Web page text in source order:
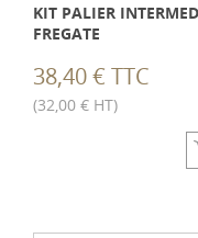
KIT PALIER
FREGATE
38,40 € TTC
(32,00 € HT)